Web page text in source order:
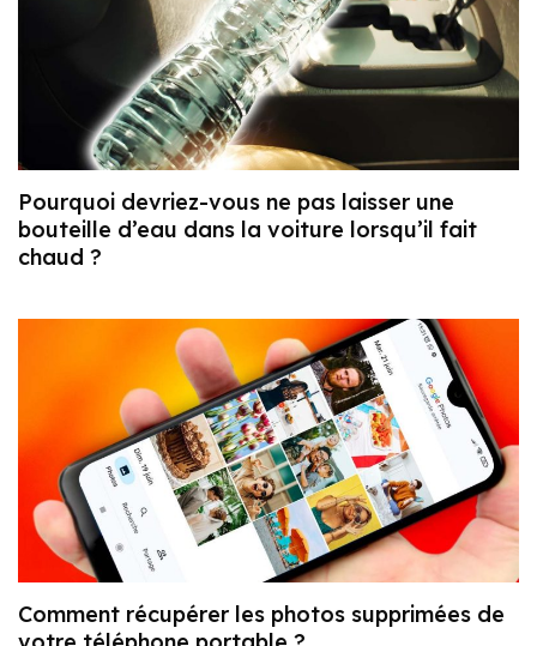
Pourquoi devriez-vous ne pas laisser une
bouteille d’eau dans la voiture lorsqu’il fait
chaud ?
Comment récupérer les photos supprimées de